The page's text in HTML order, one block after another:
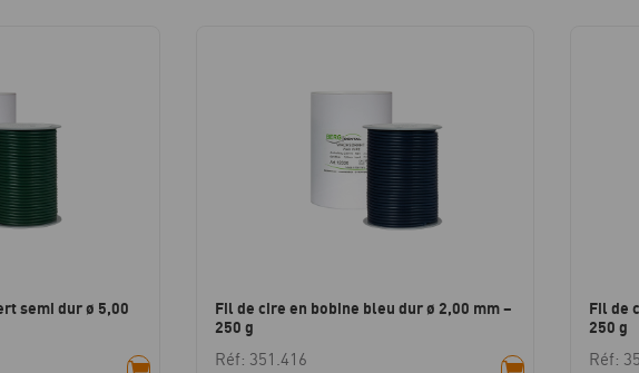
semi dur ø 5,00
Fil de cire en bobine bleu dur ø 2,00 mm –
250 g
Réf: 351.416
Fil de
250 g
Réf: